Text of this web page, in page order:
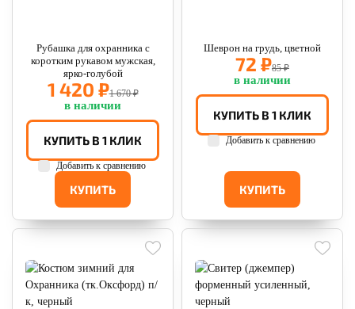
Рубашка для охранника с
коротким рукавом мужская,
ярко-голубой
1 420 ₽1 670 ₽
в наличии
КУПИТЬ
КУПИТЬ В 1 КЛИК
Добавить к сравнению
Шеврон на грудь, цветной
72 ₽85 ₽
в наличии
КУПИТЬ
КУПИТЬ В 1 КЛИК
Добавить к сравнению